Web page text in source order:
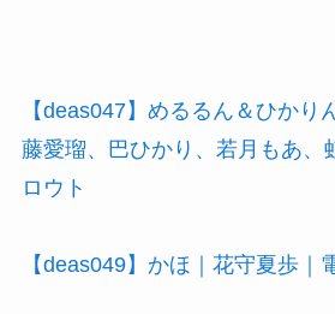
【deas047】めるるん＆ひかり
藤愛瑠、巴ひかり、若月もあ、
ロウト
【deas049】かほ｜花守夏歩｜